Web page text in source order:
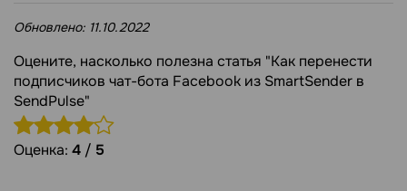
Обновлено: 11.10.2022
Оцените, насколько полезна статья "Как перенести
подписчиков чат-бота Facebook из SmartSender в
SendPulse"
Оценка: 4 / 5